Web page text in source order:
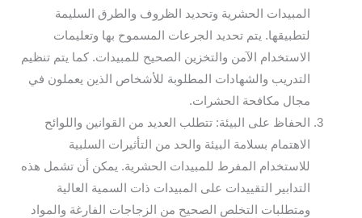
المبيدات الحشرية وتحديد الظروف والطرق السليمة
لتطبيقها. يتم تحديد الجرعات المسموح بها وتعليمات
الاستخدام الآمن والتخزين الصحيح للمبيدات. كما يتم تنظيم
التدريب والشهادات المطلوبة للأشخاص الذين يعملون في
مجال مكافحة الحشرات.
الحفاظ على البيئة: تتطلب العديد من القوانين واللوائح
الاهتمام بسلامة البيئة والحد من التأثيرات السلبية
للاستخدام المفرط للمبيدات الحشرية. يمكن أن تشمل هذه
التدابير التقييدات على المبيدات ذات السمية العالية
ومتطلبات التخلص الصحيح من الزجاجات الفارغة والمواد